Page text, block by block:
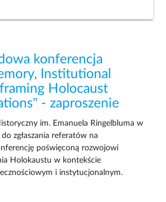
konferencja
Institutional
Holocaust
- zaproszenie
im. Emanuela Ringelbluma w
zgłaszania referatów na
poświęconą rozwojowi
Holokaustu w kontekście
i instytucjonalnym.